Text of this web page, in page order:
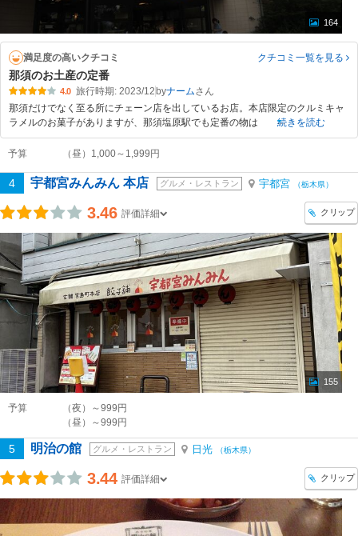
164
満足度の高いクチコミ クチコミ一覧を見る
那須のお土産の定番
4.0 旅行時期: 2023/12 byナーム
那須だけでなく至る所にチェーン店を出しているお店。本店限定のクルミキャ
ラメルのお菓子がありますが、那須塩原駅でも定番の物は
続きを読む
予算 （昼）1,000～1,999円
4 宇都宮みんみん 本店 グルメ・レストラン 宇都宮 （栃木県）
3.46 評価詳細 クリップ
155
予算
（夜）～999円
（昼）～999円
5 明治の館 グルメ・レストラン 日光 （栃木県）
3.44 評価詳細 クリップ